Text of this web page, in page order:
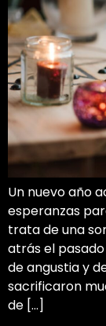
Un nuevo año
esperanzas
trata de una
atrás el
de angustia y
sacrificaron
de […]